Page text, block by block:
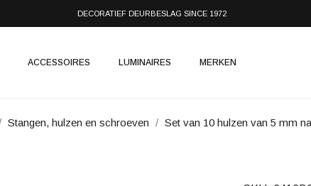
DECORATIEF DEURBESLAG SINCE 1972
ACCESSOIRES LUMINAIRES MERKEN
Stangen, hulzen en schroeven Set van 10 hulzen van 5 mm